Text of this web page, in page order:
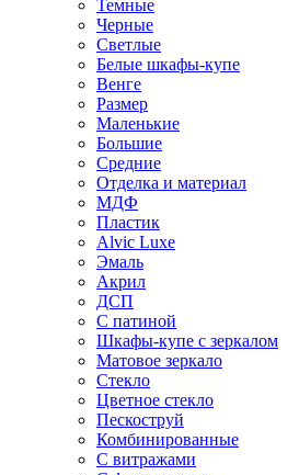
Темные
Черные
Светлые
Белые шкафы-купе
Венге
Размер
Маленькие
Большие
Средние
Отделка и материал
МДФ
Пластик
Alvic Luxe
Эмаль
Акрил
ДСП
С патиной
Шкафы-купе с зеркалом
Матовое зеркало
Стекло
Цветное стекло
Пескоструй
Комбинированные
С витражами